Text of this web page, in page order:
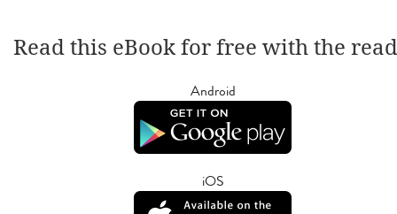
Read this eBook for free with the
Android
iOS